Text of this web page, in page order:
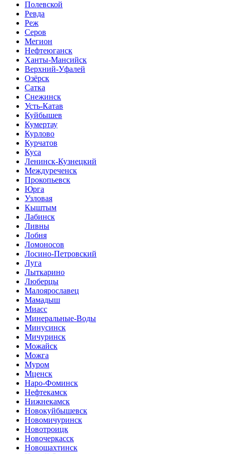
Полевской
Ревда
Реж
Серов
Мегион
Нефтеюганск
Ханты-Мансийск
Верхний-Уфалей
Озёрск
Сатка
Снежинск
Усть-Катав
Куйбышев
Кумертау
Курлово
Курчатов
Куса
Ленинск-Кузнецкий
Междуреченск
Прокопьевск
Юрга
Узловая
Кыштым
Лабинск
Ливны
Лобня
Ломоносов
Лосино-Петровский
Луга
Лыткарино
Люберцы
Малоярославец
Мамадыш
Миасс
Минеральные-Воды
Минусинск
Мичуринск
Можайск
Можга
Муром
Мценск
Наро-Фоминск
Нефтекамск
Нижнекамск
Новокуйбышевск
Новомичуринск
Новотроицк
Новочеркасск
Новошахтинск